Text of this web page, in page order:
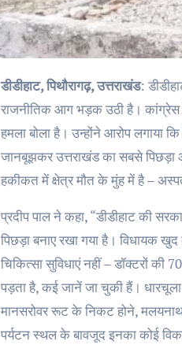
डीडीहाट, पिथौरागढ़, उत्तराखंड:
राजनीतिक आग भड़क उठी है। कांग्रेस
हमला बोला है। उन्होंने आरोप लगाया
जानबूझकर उत्तराखंड का सबसे पिछड़ा
हकीकत में क्षेत्र मौत के मुंह में है –
प्रदीप पाल ने कहा, “डीडीहाट की
पिछड़ा बनाए रखा गया है। विधायक
चिकित्सा सुविधाएं नहीं – डॉक्टरों की
पड़ता है, कई जानें जा चुकी हैं।
मानसरोवर रूट के निकट होने,
पर्यटन स्थल के बावजूद इनका कोई